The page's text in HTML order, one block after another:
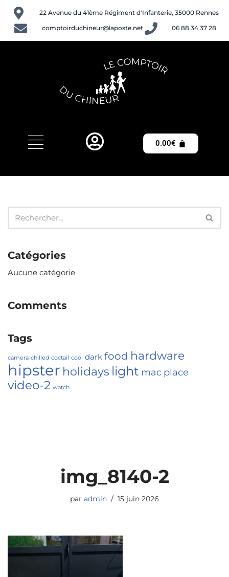
Aller
au
22 Avenue du 41ème Régiment d'Infanterie, 35000 Rennes
comptoirduchineur@laposte.net
06 88 34 37 28
0.00€
Catégories
Aucune catégorie
Comments
Tags
camera chilled coctail cool dark food hardware
hipster holidays light mac place
video-2 watch
img_8140-2
par admin 15 juin 2026